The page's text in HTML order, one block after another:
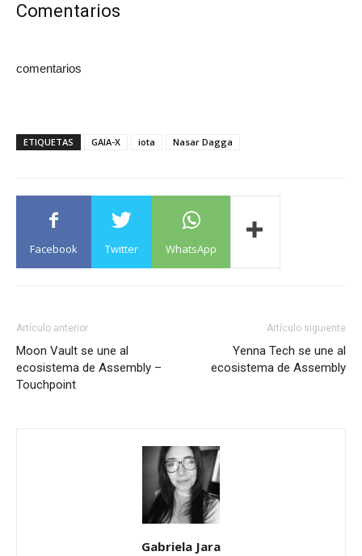
Comentarios
comentarios
ETIQUETAS GAIA-X iota Nasar Dagga
Facebook Twitter WhatsApp
Artículo anterior
Moon Vault se une al
ecosistema de Assembly –
Touchpoint
Artículo siguiente
Yenna Tech se une al
ecosistema de Assembly
Gabriela Jara